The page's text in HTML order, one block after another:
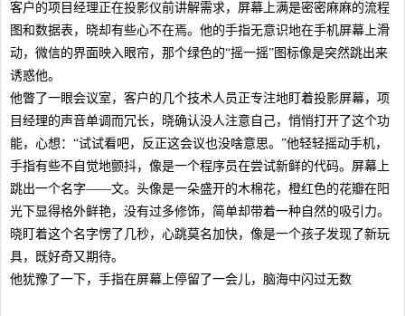
客户的项目经理正在投影仪前讲解需求，屏幕上满是密密麻麻的流程
图和数据表，晓却有些心不在焉。他的手指无意识地在手机屏幕上滑
动，微信的界面映入眼帘，那个绿色的“摇一摇”图标像是突然跳出来
诱惑他。
他瞥了一眼会议室，客户的几个技术人员正专注地盯着投影屏幕，项
目经理的声音单调而冗长，晓确认没人注意自己，悄悄打开了这个功
能，心想：“试试看吧，反正这会议也没啥意思。”他轻轻摇动手机，
手指有些不自觉地颤抖，像是一个程序员在尝试新鲜的代码。屏幕上
跳出一个名字——文。头像是一朵盛开的木棉花，橙红色的花瓣在阳
光下显得格外鲜艳，没有过多修饰，简单却带着一种自然的吸引力。
晓盯着这个名字愣了几秒，心跳莫名加快，像是一个孩子发现了新玩
具，既好奇又期待。
他犹豫了一下，手指在屏幕上停留了一会儿，脑海中闪过无数